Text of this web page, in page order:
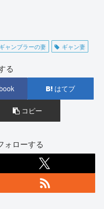
ギャンブラーの妻 ギャン妻
る
はてブ
コピー
ォローする